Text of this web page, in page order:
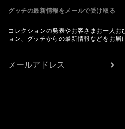
グッチの最新情報をメールで受け取る
コレクションの発表やお客さまお一人お
ョン、グッチからの最新情報などをお届
メールアドレス